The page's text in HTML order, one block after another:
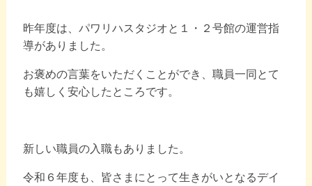
昨年度は、パワリハスタジオと１・２号館の運営指
導がありました。
お褒めの言葉をいただくことができ、職員一同とて
も嬉しく安心したところです。
新しい職員の入職もありました。
令和６年度も、皆さまにとって生きがいとなるデイ